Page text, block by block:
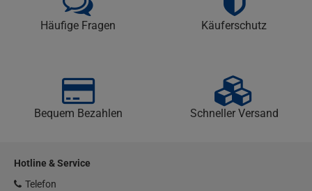
Häufige Fragen Käuferschutz
Bequem Bezahlen Schneller Versand
Hotline & Service
Telefon